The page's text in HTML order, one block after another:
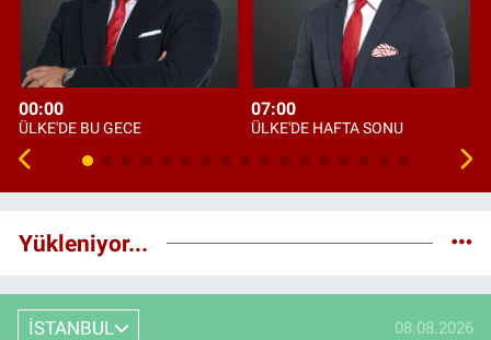
00:00
ÜLKE'DE BU GECE
07:00
ÜLKE'DE HAFTA SONU
Yükleniyor...
İSTANBUL 08.08.2026